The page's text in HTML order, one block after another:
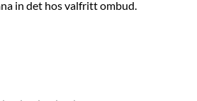
in det hos valfritt ombud.